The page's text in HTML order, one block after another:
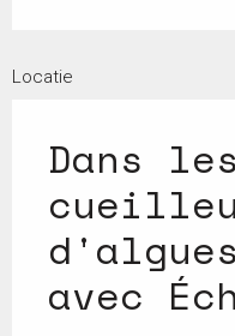
Locatie
Dans
avec